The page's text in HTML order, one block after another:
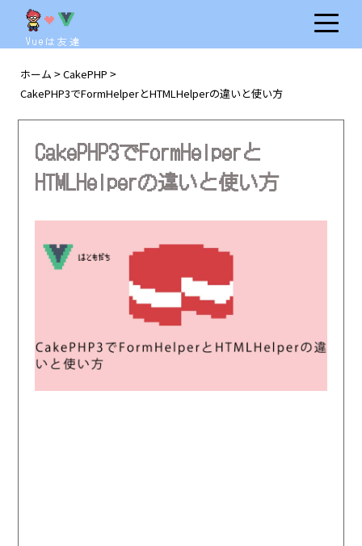
Vueは友達
ホーム > CakePHP >
CakePHP3でFormHelperとHTMLHelperの違いと使い方
CakePHP3でFormHelperと
HTMLHelperの違いと使い方